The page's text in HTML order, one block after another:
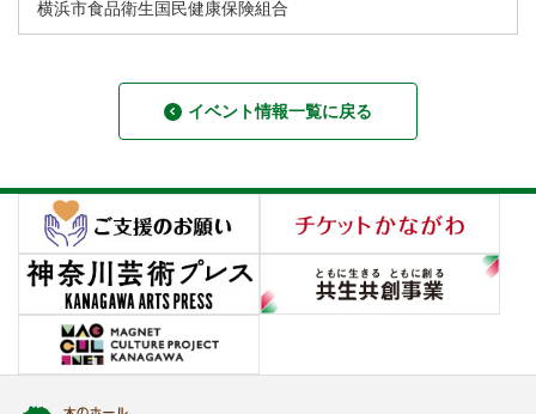
横浜市食品衛生国民健康保険組合
イベント情報一覧に戻る